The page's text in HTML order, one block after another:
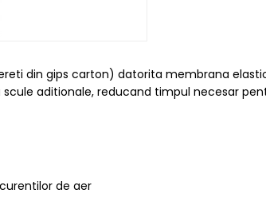
din gips carton) datorita membrana
aditionale, reducand timpul necesar
de aer